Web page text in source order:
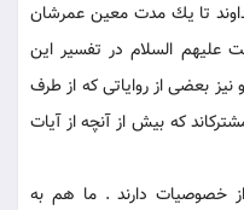
تا يك مدت معين عمرشان
عليهم السلام در تفسير اين
نيز بعضى از رواياتى كه از طرف
كه بيش از آنچه از آيات
خصوصيات دارند . ما هم به